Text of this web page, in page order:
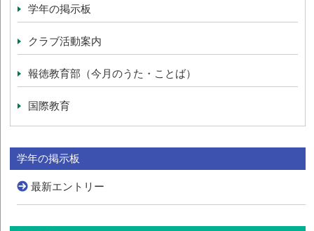
学年の掲示板
クラブ活動案内
報徳教育部（今月のうた・ことば）
国際教育
学年の掲示板
最新エントリー